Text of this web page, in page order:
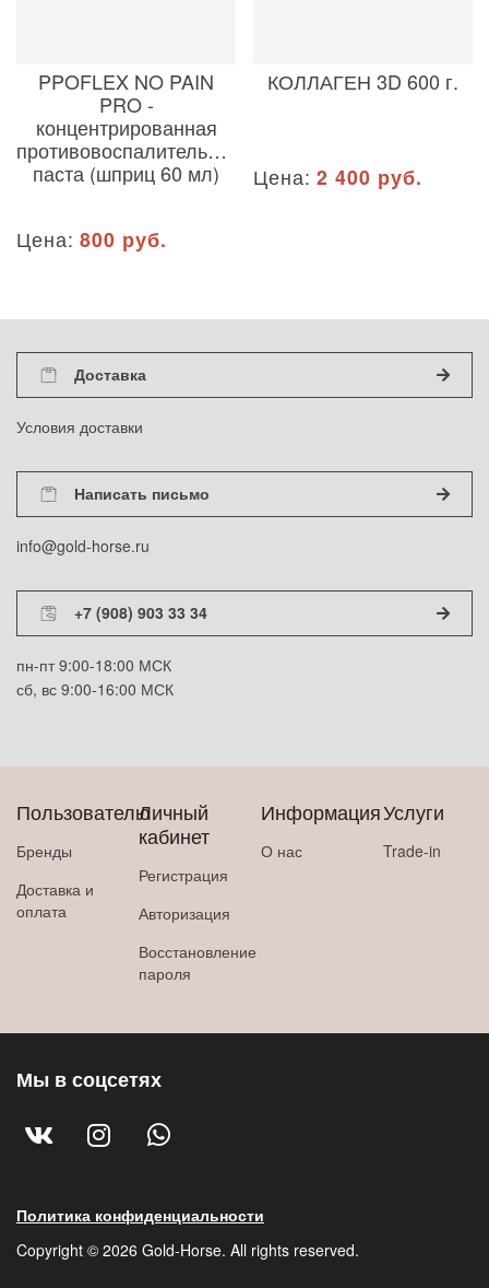
PPOFLEX NO PAIN
PRO -
концентрированная
противовоспалительная
паста (шприц 60 мл)
Цена: 800 руб.
КОЛЛАГЕН 3D 600 г.
Цена: 2 400 руб.
Доставка
Условия доставки
Написать письмо
info@gold-horse.ru
+7 (908) 903 33 34
пн-пт 9:00-18:00 МСК
сб, вс 9:00-16:00 МСК
Пользователю
Бренды
Доставка и
оплата
Личный
кабинет
Регистрация
Авторизация
Восстановление
пароля
Информация
О нас
Услуги
Trade-in
Мы в соцсетях
Политика конфиденциальности
Copyright © 2026 Gold-Horse. All rights reserved.